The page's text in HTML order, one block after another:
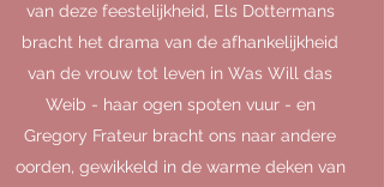
van deze feestelijkheid, Els Dottermans
bracht het drama van de afhankelijkheid
van de vrouw tot leven in Was Will das
Weib - haar ogen spoten vuur - en
Gregory Frateur bracht ons naar andere
oorden, gewikkeld in de warme deken van